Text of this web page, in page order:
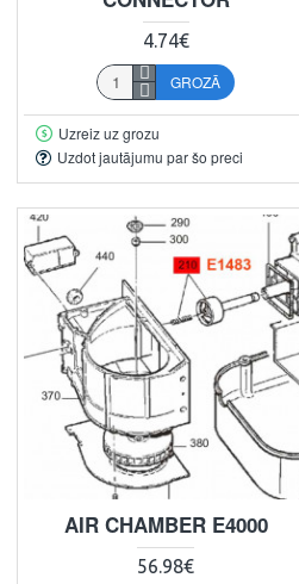
4.74€
GROZĀ
Uzreiz uz grozu
Uzdot jautājumu par šo preci
AIR CHAMBER E4000
56.98€